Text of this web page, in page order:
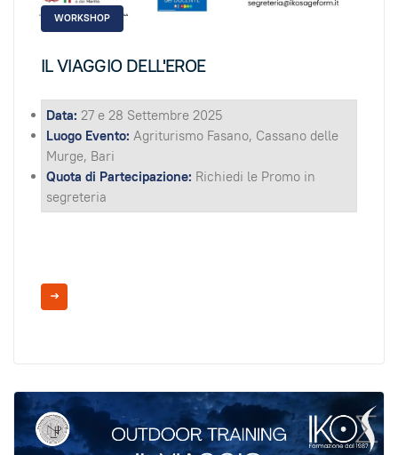
WORKSHOP
IL VIAGGIO DELL'EROE
Data: 27 e 28 Settembre 2025
Luogo Evento: Agriturismo Fasano, Cassano delle
Murge, Bari
Quota di Partecipazione: Richiedi le Promo in
segreteria